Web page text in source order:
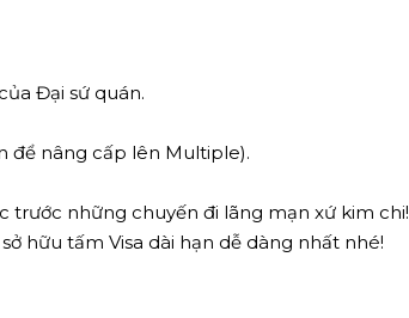
Đại sứ quán.
để nâng cấp lên Multiple).
trước những chuyến đi lãng mạn xứ kim chi!
hữu tấm Visa dài hạn dễ dàng nhất nhé!